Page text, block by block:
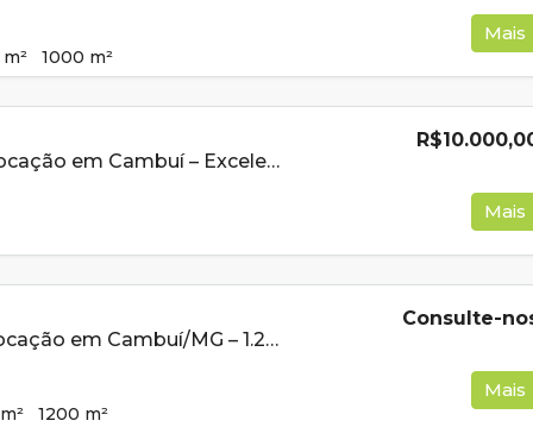
m² 1000 m²
Mais
Galpão Para Locação em Cambuí – Excelente Localização!
Mais
Galpão para Locação em Cambuí/MG – 1.200 m² | 3 Docas | Acesso Fernão Dias
Consulte-
m² 1200 m²
Mais